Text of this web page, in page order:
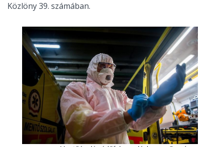
Közlöny 39. számában.